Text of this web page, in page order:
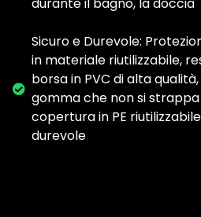
Sicuro e Durevole:
in materiale riutilizzabile,
borsa in PVC di alta
gomma che non si
copertura in PE
durevole